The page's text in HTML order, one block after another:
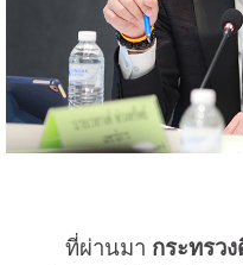
ที่ผ่านมา กระทรว